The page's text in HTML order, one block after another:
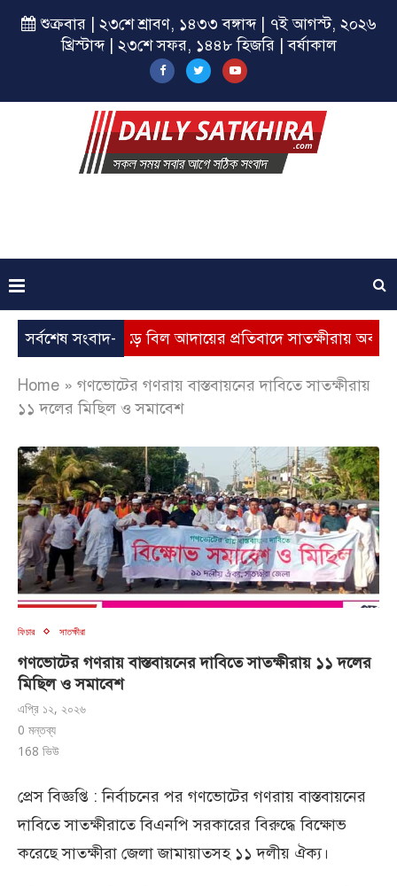
শুক্রবার | ২৩শে শ্রাবণ, ১৪৩৩ বঙ্গাব্দ | ৭ই আগস্ট, ২০২৬
খ্রিস্টাব্দ | ২৩শে সফর, ১৪৪৮ হিজরি | বর্ষাকাল
সর্বশেষ সংবাদ-
ভূতুড়ে বিল আদায়ের প্রতিবাদে সাতক্ষীরায় অবস্থান কর্মসূচি
Home » গণভোটের গণরায় বাস্তবায়নের দাবিতে সাতক্ষীরায়
১১ দলের মিছিল ও সমাবেশ
ফিচার সাতক্ষীরা
গণভোটের গণরায় বাস্তবায়নের দাবিতে সাতক্ষীরায় ১১ দলের
মিছিল ও সমাবেশ
এপ্রি ১২, ২০২৬
0 মন্তব্য
168 ভিউ
প্রেস বিজ্ঞপ্তি : নির্বাচনের পর গণভোটের গণরায় বাস্তবায়নের
দাবিতে সাতক্ষীরাতে বিএনপি সরকারের বিরুদ্ধে বিক্ষোভ
করেছে সাতক্ষীরা জেলা জামায়াতসহ ১১ দলীয় ঐক্য।